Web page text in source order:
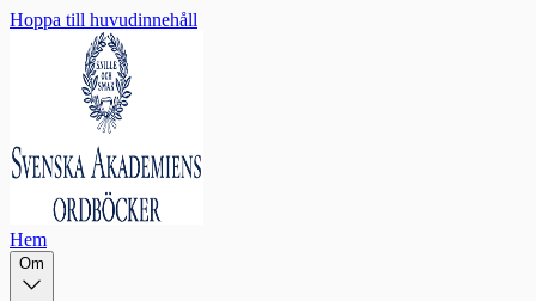
Hoppa till huvudinnehåll
Hem
Om